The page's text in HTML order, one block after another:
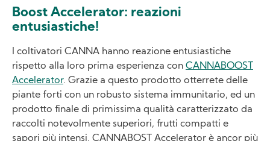
Boost Accelerator: reazioni
entusiastiche!
I coltivatori CANNA hanno reazione entusiastiche
rispetto alla loro prima esperienza con CANNABOOST
Accelerator. Grazie a questo prodotto otterrete delle
piante forti con un robusto sistema immunitario, ed un
prodotto finale di primissima qualità caratterizzato da
raccolti notevolmente superiori, frutti compatti e
sapori più intensi. CANNABOST Accelerator è ancor più